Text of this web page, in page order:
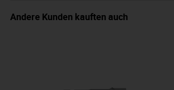
Andere Kunden kauften auch